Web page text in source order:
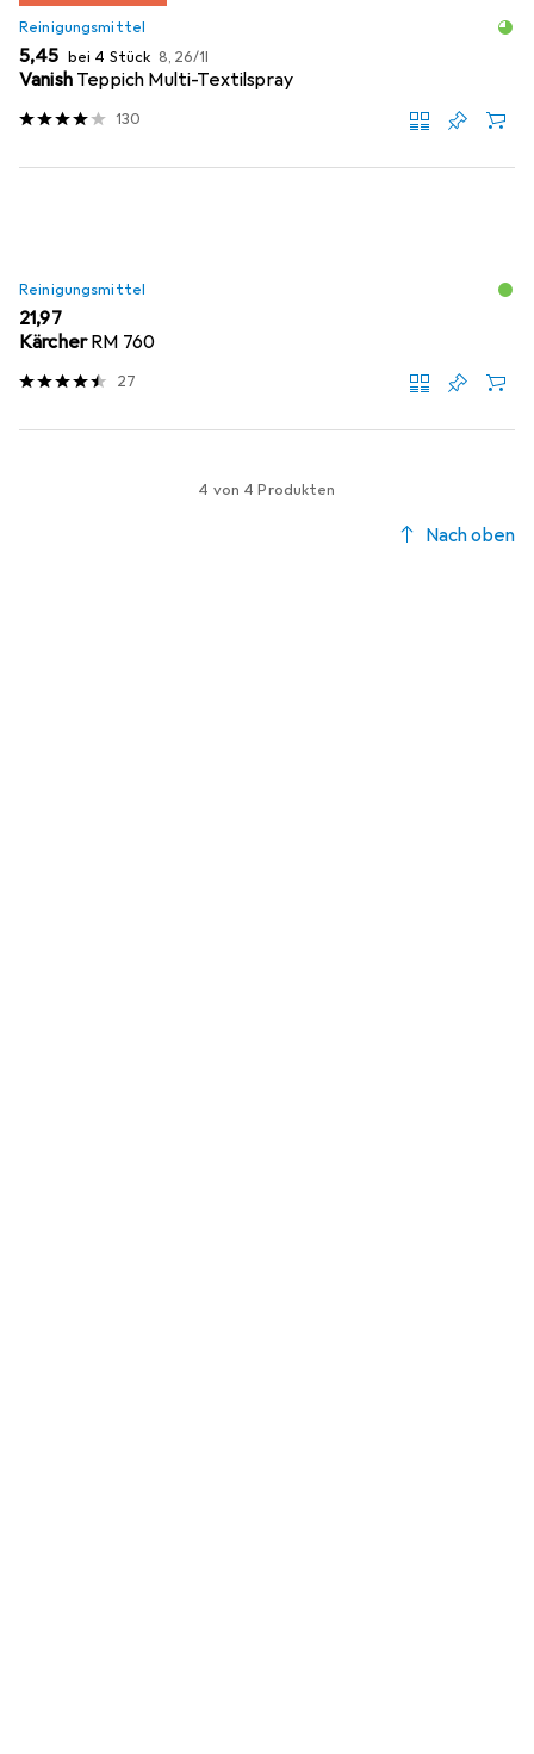
Reinigungsmittel
EUR
5,45 bei 4 Stück EUR
8,26/1l
Vanish Teppich Multi-Textilspray
130
Reinigungsmittel
EUR
21,97
KärcherRM 760
27
4 von 4 Produkten
Nach oben